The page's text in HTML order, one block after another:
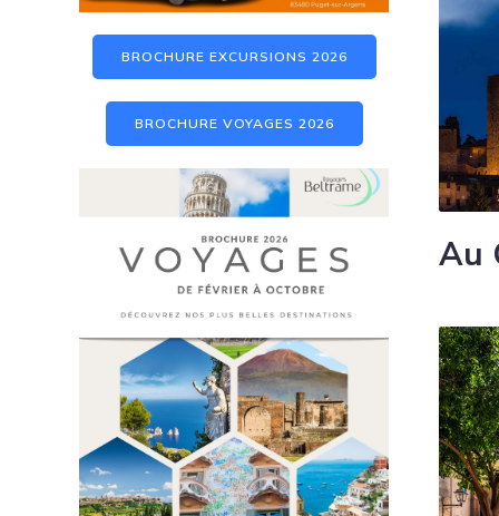
BROCHURE EXCURSIONS 2026
BROCHURE VOYAGES 2026
Au